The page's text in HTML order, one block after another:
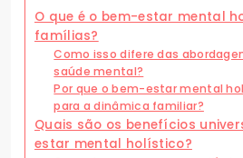
O que é o bem-estar mental
famílias?
Como isso difere das
saúde mental?
Por que o bem-estar mental
para a dinâmica familiar?
Quais são os benefícios
estar mental holístico?